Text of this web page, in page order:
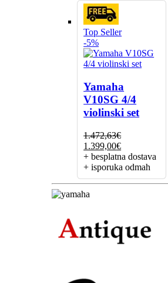
Top Seller
-5%
Yamaha
V10SG 4/4
violinski set
1.472,63€
Izvorna
cijena
bila
je:
1.399,00€Trenutna
cijena
je:
1.399,00€.
+ besplatna dostava
+ isporuka odmah